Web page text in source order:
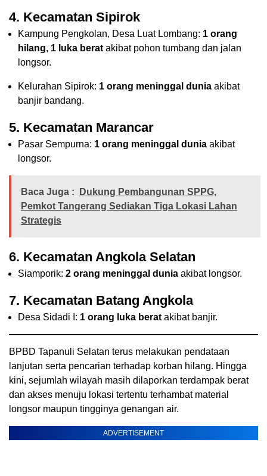
4. Kecamatan Sipirok
Kampung Pengkolan, Desa Luat Lombang: 1 orang
hilang, 1 luka berat akibat pohon tumbang dan jalan
longsor.
Kelurahan Sipirok: 1 orang meninggal dunia akibat
banjir bandang.
5. Kecamatan Marancar
Pasar Sempurna: 1 orang meninggal dunia akibat
longsor.
Baca Juga :
Dukung Pembangunan SPPG,
Pemkot Tangerang Sediakan Tiga Lokasi Lahan
Strategis
6. Kecamatan Angkola Selatan
Siamporik: 2 orang meninggal dunia akibat longsor.
7. Kecamatan Batang Angkola
Desa Sidadi I: 1 orang luka berat akibat banjir.
BPBD Tapanuli Selatan terus melakukan pendataan
lanjutan serta pencarian terhadap korban hilang. Hingga
kini, sejumlah wilayah masih dilaporkan terdampak berat
dan akses menuju lokasi tertentu terhambat material
longsor maupun tingginya genangan air.
ADVERTISEMENT